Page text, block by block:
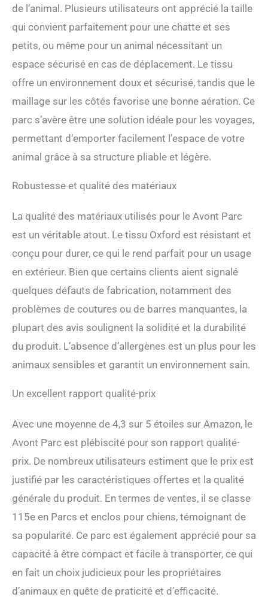
de l’animal. Plusieurs utilisateurs ont apprécié la taille
qui convient parfaitement pour une chatte et ses
petits, ou même pour un animal nécessitant un
espace sécurisé en cas de déplacement. Le tissu
offre un environnement doux et sécurisé, tandis que le
maillage sur les côtés favorise une bonne aération. Ce
parc s’avère être une solution idéale pour les voyages,
permettant d’emporter facilement l’espace de votre
animal grâce à sa structure pliable et légère.
Robustesse et qualité des matériaux
La qualité des matériaux utilisés pour le Avont Parc
est un véritable atout. Le tissu Oxford est résistant et
conçu pour durer, ce qui le rend parfait pour un usage
en extérieur. Bien que certains clients aient signalé
quelques défauts de fabrication, notamment des
problèmes de coutures ou de barres manquantes, la
plupart des avis soulignent la solidité et la durabilité
du produit. L’absence d’allergènes est un plus pour les
animaux sensibles et garantit un environnement sain.
Un excellent rapport qualité-prix
Avec une moyenne de 4,3 sur 5 étoiles sur Amazon, le
Avont Parc est plébiscité pour son rapport qualité-
prix. De nombreux utilisateurs estiment que le prix est
justifié par les caractéristiques offertes et la qualité
générale du produit. En termes de ventes, il se classe
115e en Parcs et enclos pour chiens, témoignant de
sa popularité. Ce parc est également apprécié pour sa
capacité à être compact et facile à transporter, ce qui
en fait un choix judicieux pour les propriétaires
d’animaux en quête de praticité et d’efficacité.